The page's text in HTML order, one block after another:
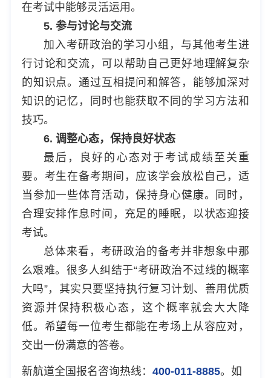
在考试中能够灵活运用。
5. 参与讨论与交流
加入考研政治的学习小组，与其他考生进
行讨论和交流，可以帮助自己更好地理解复杂
的知识点。通过互相提问和解答，能够加深对
知识的记忆，同时也能获取不同的学习方法和
技巧。
6. 调整心态，保持良好状态
最后，良好的心态对于考试成绩至关重
要。考生在备考期间，应该学会放松自己，适
当参加一些体育活动，保持身心健康。同时，
合理安排作息时间，充足的睡眠，以状态迎接
考试。
总体来看，考研政治的备考并非想象中那
么艰难。很多人纠结于“考研政治不过线的概率
大吗”，其实只要坚持执行复习计划、善用优质
资源并保持积极心态，这个概率就会大大降
低。希望每一位考生都能在考场上从容应对，
交出一份满意的答卷。
新航道全国报名咨询热线： 400-011-8885。如